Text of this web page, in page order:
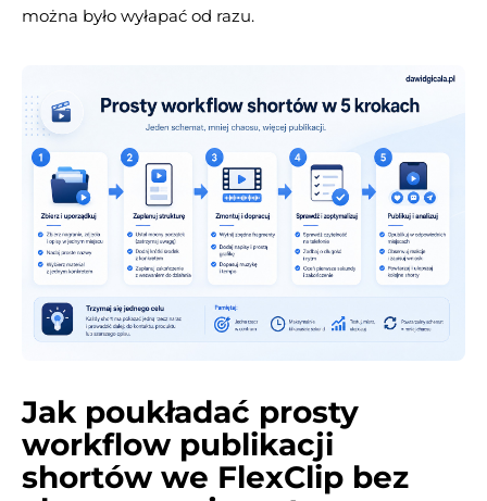
można było wyłapać od razu.
Jak poukładać prosty
workflow publikacji
shortów we FlexClip bez